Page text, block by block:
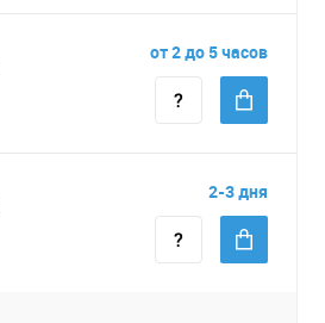
от 2 до 5 часов
2-3 дня